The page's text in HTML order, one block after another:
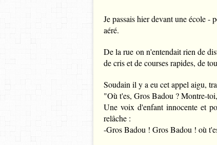
Je passais hier devant une école -
aéré.
De la rue on n'entendait rien de
de cris et de courses rapides, de
Soudain il y a eu cet appel aigu,
"Où t'es, Gros Badou ? Montre-
Une voix d'enfant innocente et
relâche :
-Gros Badou ! Gros Badou ! où